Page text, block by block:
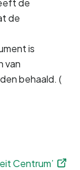
de
de
is
van
behaald. (
Centrum’